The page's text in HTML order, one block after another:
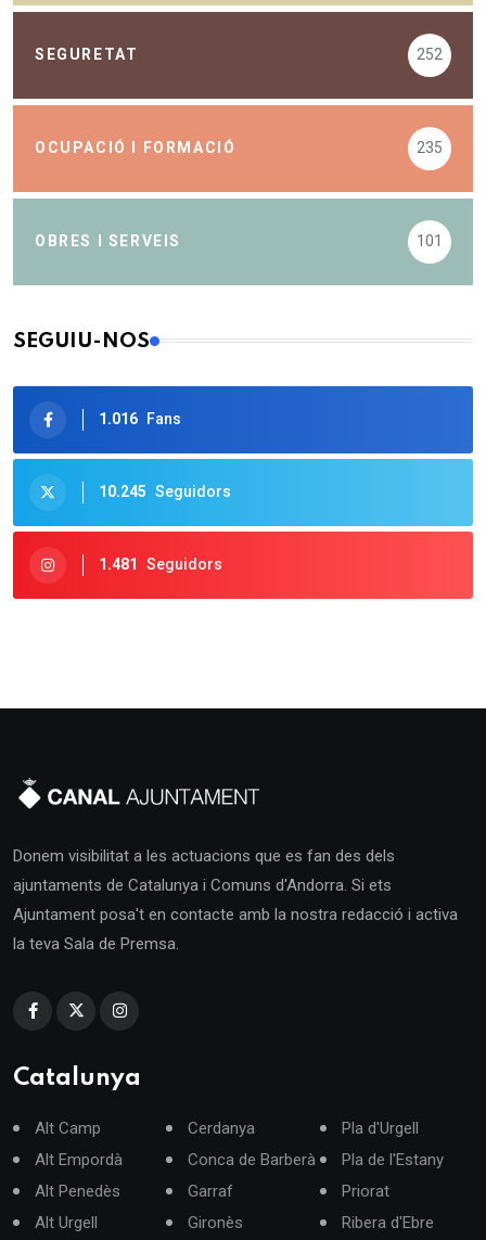
SEGURETAT 252
OCUPACIÓ I FORMACIÓ 235
OBRES I SERVEIS 101
SEGUIU-NOS
1.016 Fans
10.245 Seguidors
1.481 Seguidors
Donem visibilitat a les actuacions que es fan des dels
ajuntaments de Catalunya i Comuns d'Andorra. Si ets
Ajuntament posa't en contacte amb la nostra redacció i activa
la teva Sala de Premsa.
Catalunya
Alt Camp
Alt Empordà
Alt Penedès
Alt Urgell
Cerdanya
Conca de Barberà
Garraf
Gironès
Pla d'Urgell
Pla de l'Estany
Priorat
Ribera d'Ebre